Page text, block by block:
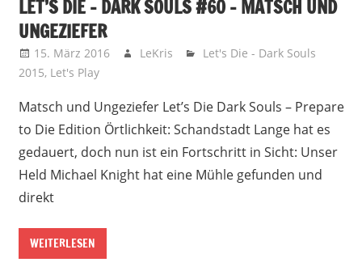
LET’S DIE – DARK SOULS #60 – MATSCH UND
UNGEZIEFER
15. März 2016 LeKris
Let's Die - Dark Souls
2015, Let's Play
Matsch und Ungeziefer Let’s Die Dark Souls – Prepare
to Die Edition Örtlichkeit: Schandstadt Lange hat es
gedauert, doch nun ist ein Fortschritt in Sicht: Unser
Held Michael Knight hat eine Mühle gefunden und
direkt
WEITERLESEN